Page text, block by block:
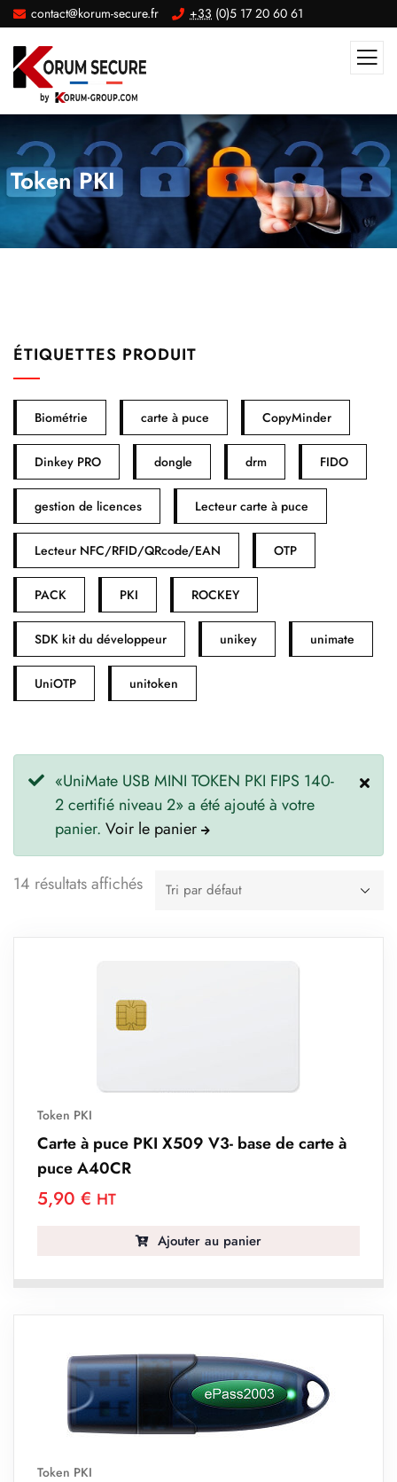
contact@korum-secure.fr +33 (0)5 17 20 60 61
Token PKI
ÉTIQUETTES PRODUIT
Biométrie carte à puce CopyMinder
Dinkey PRO dongle drm FIDO
gestion de licences Lecteur carte à puce
Lecteur NFC/RFID/QRcode/EAN OTP
PACK PKI ROCKEY
SDK kit du développeur unikey unimate
UniOTP unitoken
«UniMate USB MINI TOKEN PKI FIPS 140-
2 certifié niveau 2» a été ajouté à votre
panier. Voir le panier
14 résultats affichés
Token PKI
Carte à puce PKI X509 V3- base de carte à
puce A40CR
5,90 € HT
Ajouter au panier
Token PKI